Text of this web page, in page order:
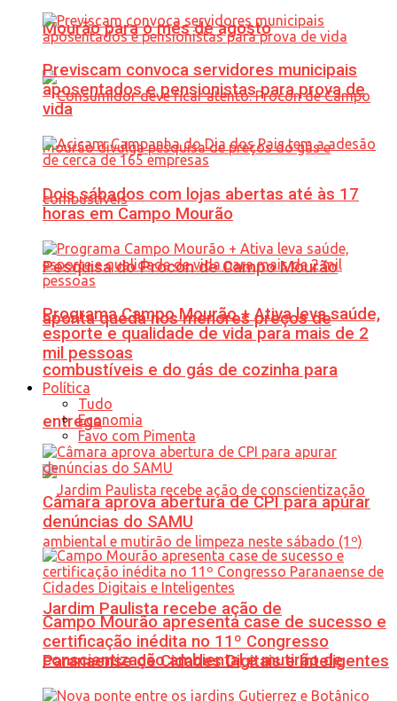
Mourão para o mês de agosto
Pesquisa do Procon de Campo Mourão
aponta queda nos menores preços de
combustíveis e do gás de cozinha para
entrega
Jardim Paulista recebe ação de
conscientização ambiental e mutirão de
Previscam convoca servidores municipais
aposentados e pensionistas para prova de
vida
Dois sábados com lojas abertas até às 17
horas em Campo Mourão
Programa Campo Mourão + Ativa leva saúde,
esporte e qualidade de vida para mais de 2
mil pessoas
Política
Tudo
Economia
Favo com Pimenta
Câmara aprova abertura de CPI para apurar
denúncias do SAMU
Campo Mourão apresenta case de sucesso e
certificação inédita no 11º Congresso
Paranaense de Cidades Digitais e Inteligentes